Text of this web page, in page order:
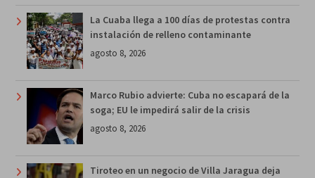
La Cuaba llega a 100 días de protestas contra
instalación de relleno contaminante
agosto 8, 2026
Marco Rubio advierte: Cuba no escapará de la
soga; EU le impedirá salir de la crisis
agosto 8, 2026
Tiroteo en un negocio de Villa Jaragua deja